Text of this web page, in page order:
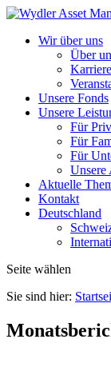
Wir über uns
Über
Karriere
Unsere Fonds
Unsere
Für
Für
Für
Unsere
Aktuelle
Kontakt
Deutschland
Seite wählen
Sie sind hier: